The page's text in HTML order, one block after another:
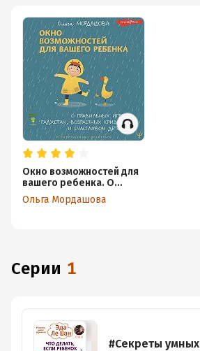
Окно возможностей для
вашего ребенка. О
правильных играх,
гаджетах, возрастных
Ольга Мордашова
Серии 1
#Секреты умных